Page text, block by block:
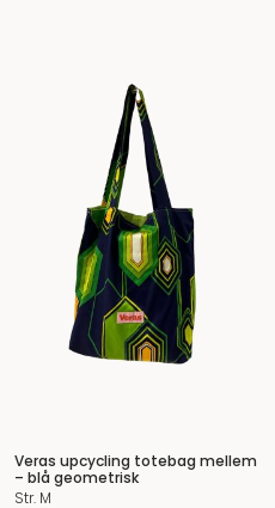
Veras upcycling totebag mellem
– blå geometrisk
Str. M